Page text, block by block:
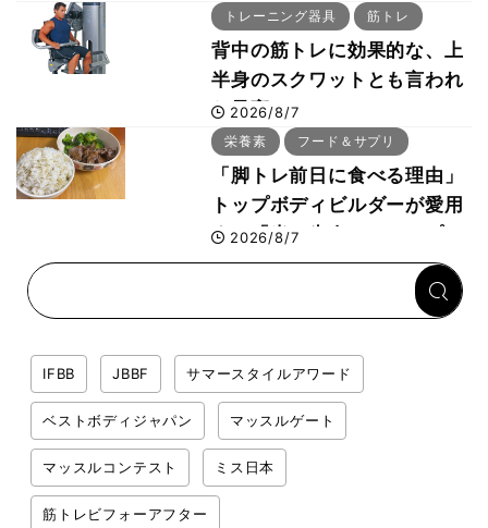
事・睡眠・呼吸の整え方
トレーニング器具 筋トレ
背中の筋トレに効果的な、上
半身のスクワットとも言われ
た最高マシン“ノーチラス・
プルオーバーマシン”とは？
2026/8/7
栄養素 フード＆サプリ
「脚トレ前日に食べる理由」
トップボディビルダーが愛用
する「米＋牛肉」のシンプル
回復メシとは？
2026/8/7
IFBB JBBF サマースタイルアワード
ベストボディジャパン マッスルゲート
マッスルコンテスト ミス日本
筋トレビフォーアフター